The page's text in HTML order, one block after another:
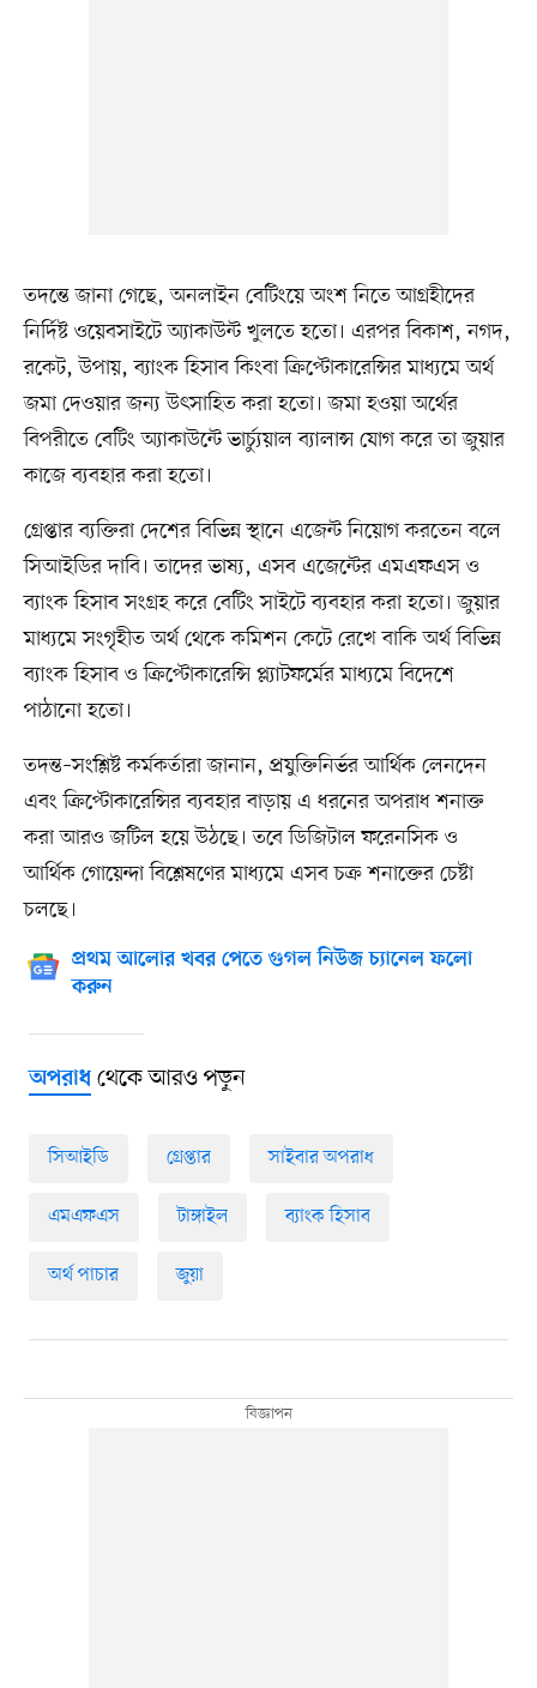
তদন্তে জানা গেছে, অনলাইন বেটিংয়ে অংশ নিতে আগ্রহীদের
নির্দিষ্ট ওয়েবসাইটে অ্যাকাউন্ট খুলতে হতো। এরপর বিকাশ, নগদ,
রকেট, উপায়, ব্যাংক হিসাব কিংবা ক্রিপ্টোকারেন্সির মাধ্যমে অর্থ
জমা দেওয়ার জন্য উৎসাহিত করা হতো। জমা হওয়া অর্থের
বিপরীতে বেটিং অ্যাকাউন্টে ভার্চ্যুয়াল ব্যালান্স যোগ করে তা জুয়ার
কাজে ব্যবহার করা হতো।
গ্রেপ্তার ব্যক্তিরা দেশের বিভিন্ন স্থানে এজেন্ট নিয়োগ করতেন বলে
সিআইডির দাবি। তাদের ভাষ্য, এসব এজেন্টের এমএফএস ও
ব্যাংক হিসাব সংগ্রহ করে বেটিং সাইটে ব্যবহার করা হতো। জুয়ার
মাধ্যমে সংগৃহীত অর্থ থেকে কমিশন কেটে রেখে বাকি অর্থ বিভিন্ন
ব্যাংক হিসাব ও ক্রিপ্টোকারেন্সি প্ল্যাটফর্মের মাধ্যমে বিদেশে
পাঠানো হতো।
তদন্ত–সংশ্লিষ্ট কর্মকর্তারা জানান, প্রযুক্তিনির্ভর আর্থিক লেনদেন
এবং ক্রিপ্টোকারেন্সির ব্যবহার বাড়ায় এ ধরনের অপরাধ শনাক্ত
করা আরও জটিল হয়ে উঠছে। তবে ডিজিটাল ফরেনসিক ও
আর্থিক গোয়েন্দা বিশ্লেষণের মাধ্যমে এসব চক্র শনাক্তের চেষ্টা
চলছে।
প্রথম আলোর খবর পেতে গুগল নিউজ চ্যানেল ফলো
করুন
অপরাধথেকে আরও পড়ুন
সিআইডি গ্রেপ্তার সাইবার অপরাধ
এমএফএস টাঙ্গাইল ব্যাংক হিসাব
অর্থ পাচার জুয়া